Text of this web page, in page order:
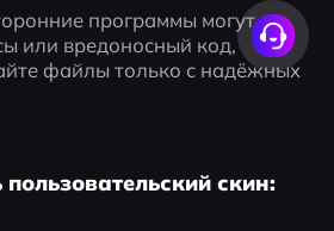
программы могут
или вредоносный код,
файлы только с надёжных
скин: